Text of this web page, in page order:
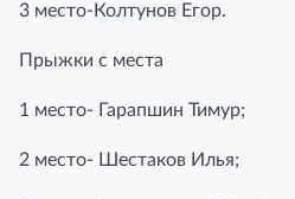
3 место-Колтунов Егор.
Прыжки с места
1 место- Гарапшин Тимур;
2 место- Шестаков Илья;